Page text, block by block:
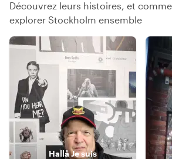
Découvrez leurs histoires, et
explorer Stockholm ensemble
HallåJe suis